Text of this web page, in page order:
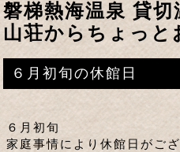
磐梯熱海温泉 貸
山荘からちょっと
６月初旬の休館日
６月初旬
家庭事情により休館日がござ